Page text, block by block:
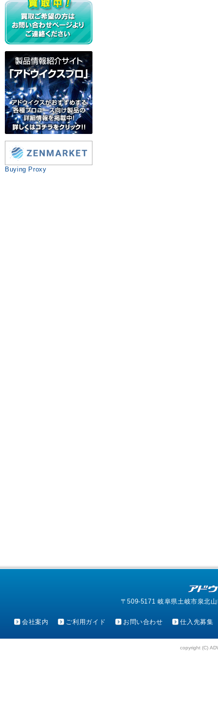
Buying Proxy
〒509-5171 岐阜県土岐市泉北
会社案内 ご利用ガイド お問い合わせ 仕入先募集
copyright (C)